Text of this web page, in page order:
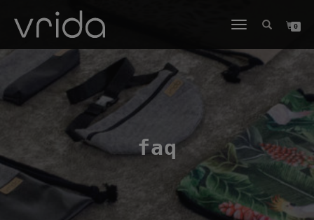
NAVIGATION
UMSCHALTEN
0
faq